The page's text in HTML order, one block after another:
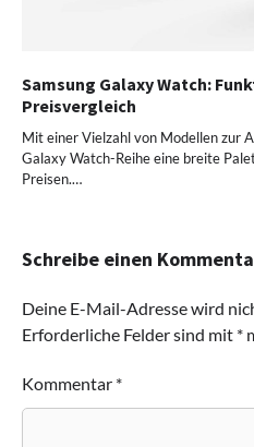
Samsung Galaxy Watch:
Preisvergleich
Mit einer Vielzahl von Modellen zur
Galaxy Watch-Reihe eine breite
Preisen.…
Schreibe einen
Deine E-Mail-Adresse wird
Erforderliche Felder sind mit *
Kommentar *